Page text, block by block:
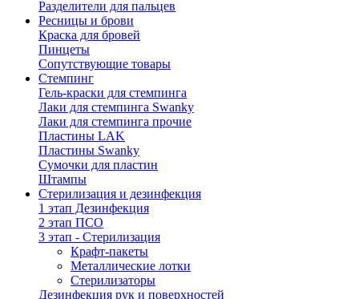
Разделители для пальцев
Ресницы и брови
Краска для бровей
Пинцеты
Сопутствующие товары
Стемпинг
Гель-краски для стемпинга
Лаки для стемпинга Swanky
Лаки для стемпинга прочие
Пластины LAK
Пластины Swanky
Сумочки для пластин
Штампы
Стерилизация и дезинфекция
1 этап Дезинфекция
2 этап ПСО
3 этап - Стерилизация
Крафт-пакеты
Металлические лотки
Стерилизаторы
Дезинфекция рук и поверхностей